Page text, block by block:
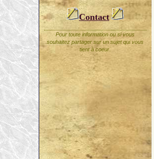
Contact
Pour toute information ou si vous
souhaitez partager sur un sujet qui vous
tient à coeur.